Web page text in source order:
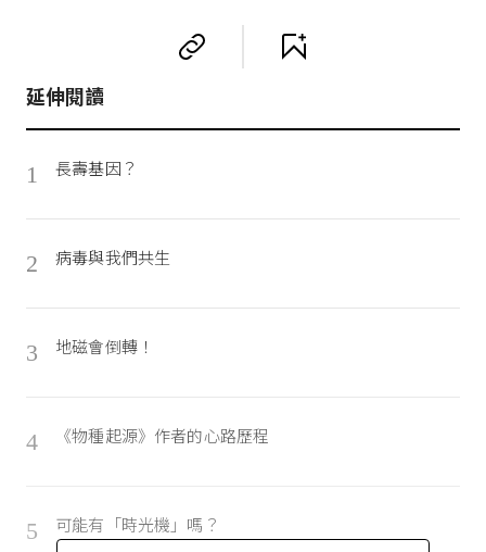
延伸閱讀
1 長壽基因？
2 病毒與我們共生
3 地磁會倒轉！
4 《物種起源》作者的心路歷程
5 可能有「時光機」嗎？